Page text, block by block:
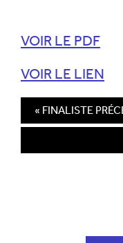
VOIR LE PDF
VOIR LE LIEN
« FINALISTE